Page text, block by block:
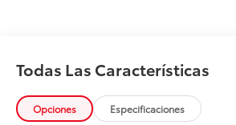
Todas Las Características
Opciones Especificaciones